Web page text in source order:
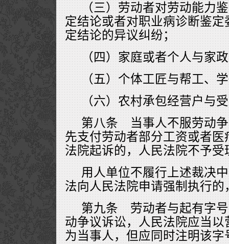
（三）劳动者对劳动能力
定结论或者对职业病诊断鉴
定结论的异议纠纷；
（四）家庭或者个人与家
（五）个体工匠与帮工、
（六）农村承包经营户与
第八条 当事人不服劳动
先支付劳动者部分工资或者
法院起诉的，人民法院不予受
用人单位不履行上述裁决
法向人民法院申请强制执行
第九条 劳动者与起有字
动争议诉讼，人民法院应当
为当事人，但应同时注明该